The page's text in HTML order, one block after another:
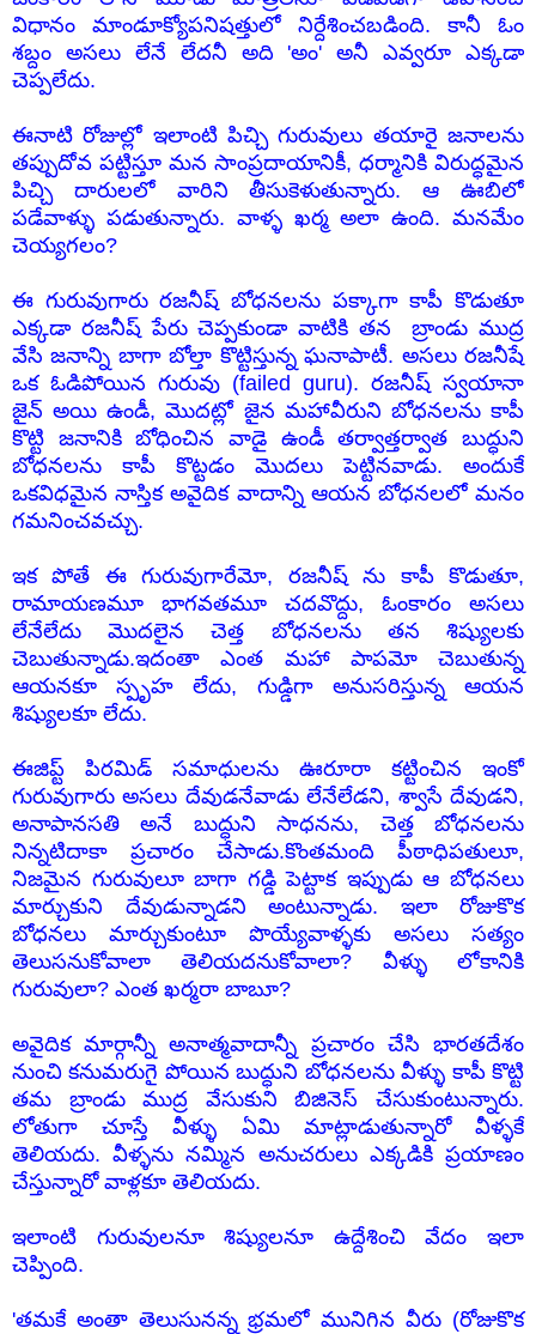
విధానం మాండూక్యోపనిషత్తులో
నిర్దేశించబడింది. కానీ ఓం
శబ్దం అసలు లేనే లేదనీ అది 'అం' అనీ ఎవ్వరూ ఎక్కడా
చెప్పలేదు.
ఈనాటి రోజుల్లో ఇలాంటి పిచ్చి గురువులు తయారై జనాలను
తప్పుదోవ పట్టిస్తూ మన సాంప్రదాయానికీ, ధర్మానికి విరుద్ధమైన
పిచ్చి దారులలో వారిని తీసుకెళుతున్నారు. ఆ ఊబిలో
పడేవాళ్ళు పడుతున్నారు. వాళ్ళ ఖర్మ అలా ఉంది. మనమేం
చెయ్యగలం?
ఈ గురువుగారు రజనీష్ బోధనలను పక్కాగా కాపీ కొడుతూ
ఎక్కడా రజనీష్ పేరు చెప్పకుండా వాటికి తన బ్రాండు ముద్ర
వేసి జనాన్ని బాగా బోల్తా కొట్టిస్తున్న ఘనాపాటీ. అసలు రజనీషే
ఒక ఓడిపోయిన గురువు (failed guru). రజనీష్ స్వయానా
జైన్ అయి ఉండీ, మొదట్లో జైన మహావీరుని బోధనలను కాపీ
కొట్టి జనానికి బోధించిన వాడై ఉండీ తర్వాత్తర్వాత బుద్ధుని
బోధనలను కాపీ కొట్టడం మొదలు పెట్టినవాడు. అందుకే
ఒకవిధమైన నాస్తిక అవైదిక వాదాన్ని ఆయన బోధనలలో మనం
గమనించవచ్చు.
ఇక పోతే ఈ గురువుగారేమో, రజనీష్ ను కాపీ కొడుతూ,
రామాయణమూ భాగవతమూ చదవొద్దు, ఓంకారం అసలు
లేనేలేదు మొదలైన చెత్త బోధనలను తన శిష్యులకు
చెబుతున్నాడు.ఇదంతా ఎంత మహా పాపమో చెబుతున్న
ఆయనకూ స్పృహ లేదు, గుడ్డిగా అనుసరిస్తున్న ఆయన
శిష్యులకూ లేదు.
ఈజిప్ట్ పిరమిడ్ సమాధులను ఊరూరా కట్టించిన ఇంకో
గురువుగారు అసలు దేవుడనేవాడు లేనేలేడని, శ్వాసే దేవుడని,
అనాపానసతి అనే బుద్ధుని సాధనను, చెత్త బోధనలను
నిన్నటిదాకా ప్రచారం చేసాడు.కొంతమంది పీఠాధిపతులూ,
నిజమైన గురువులూ బాగా గడ్డి పెట్టాక ఇప్పుడు ఆ బోధనలు
మార్చుకుని దేవుడున్నాడని అంటున్నాడు. ఇలా రోజుకొక
బోధనలు మార్చుకుంటూ పొయ్యేవాళ్ళకు అసలు సత్యం
తెలుసనుకోవాలా తెలియదనుకోవాలా? వీళ్ళు లోకానికి
గురువులా? ఎంత ఖర్మరా బాబూ?
అవైదిక మార్గాన్నీ అనాత్మవాదాన్నీ ప్రచారం చేసి భారతదేశం
నుంచి కనుమరుగై పోయిన బుద్ధుని బోధనలను వీళ్ళు కాపీ కొట్టి
తమ బ్రాండు ముద్ర వేసుకుని బిజినెస్ చేసుకుంటున్నారు.
లోతుగా చూస్తే వీళ్ళు ఏమి మాట్లాడుతున్నారో వీళ్ళకే
తెలియదు. వీళ్ళను నమ్మిన అనుచరులు ఎక్కడికి ప్రయాణం
చేస్తున్నారో వాళ్లకూ తెలియదు.
ఇలాంటి గురువులనూ శిష్యులనూ ఉద్దేశించి వేదం ఇలా
చెప్పింది.
'తమకే అంతా తెలుసునన్న భ్రమలో మునిగిన వీరు (రోజుకొక